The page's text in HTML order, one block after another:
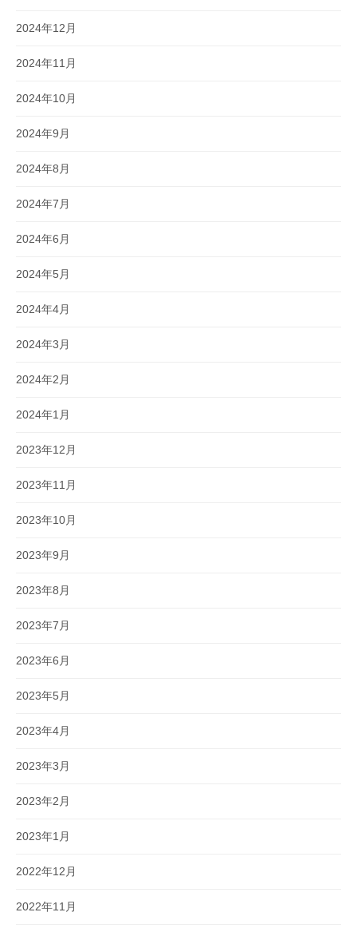
2024年12月
2024年11月
2024年10月
2024年9月
2024年8月
2024年7月
2024年6月
2024年5月
2024年4月
2024年3月
2024年2月
2024年1月
2023年12月
2023年11月
2023年10月
2023年9月
2023年8月
2023年7月
2023年6月
2023年5月
2023年4月
2023年3月
2023年2月
2023年1月
2022年12月
2022年11月